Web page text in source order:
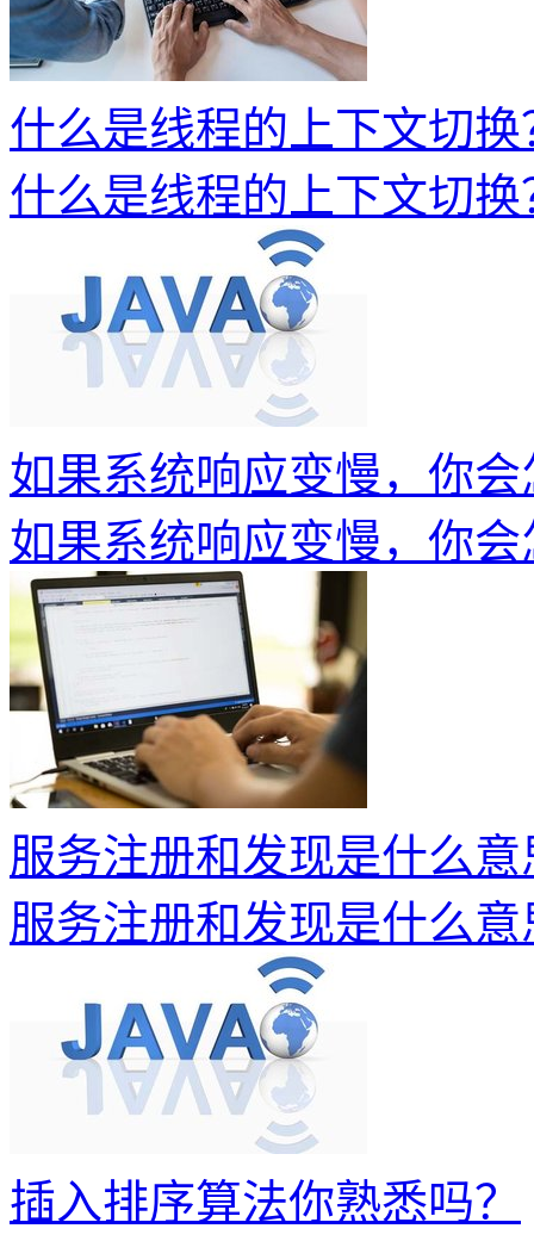
什么是线程的上下文切换
什么是线程的上下文切换
如果系统响应变慢，你
如果系统响应变慢，你
服务注册和发现是什么
服务注册和发现是什么
插入排序算法你熟悉吗？